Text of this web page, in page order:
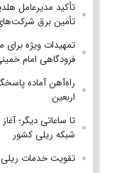
تأکید مدیرعامل
تأمین برق
تمهیدات ویژه برای
فرودگاهی امام
راه‌آهن آماده
اربعین
تا ساعاتی دیگر؛
شبکه ریلی کشور
تقویت خدمات ریلی